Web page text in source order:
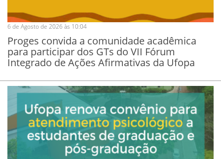
6 de Agosto de 2026 às 10:04
Proges convida a comunidade acadêmica
para participar dos GTs do VII Fórum
Integrado de Ações Afirmativas da Ufopa